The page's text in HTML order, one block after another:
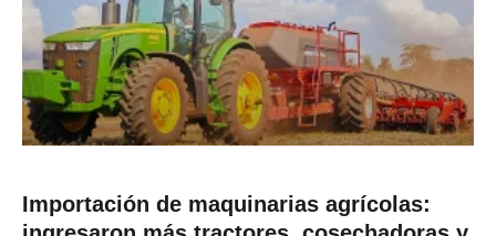
Importación de maquinarias agrícolas: